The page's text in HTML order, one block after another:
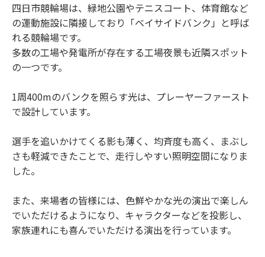
四日市競輪場は、緑地公園やテニスコート、体育館など
の運動施設に隣接しており「ベイサイドバンク」と呼ば
れる競輪場です。
多数の工場や発電所が存在する工場夜景も近隣スポット
の一つです。
1周400mのバンクを照らす光は、プレーヤーファースト
で設計しています。
選手を追いかけてくる影も薄く、均斉度も高く、まぶし
さも軽減できたことで、走行しやすい照明空間になりま
した。
また、来場者の皆様には、色鮮やかな光の演出で楽しん
でいただけるようになり、キャラクターなどを投影し、
家族連れにも喜んでいただける演出を行っています。